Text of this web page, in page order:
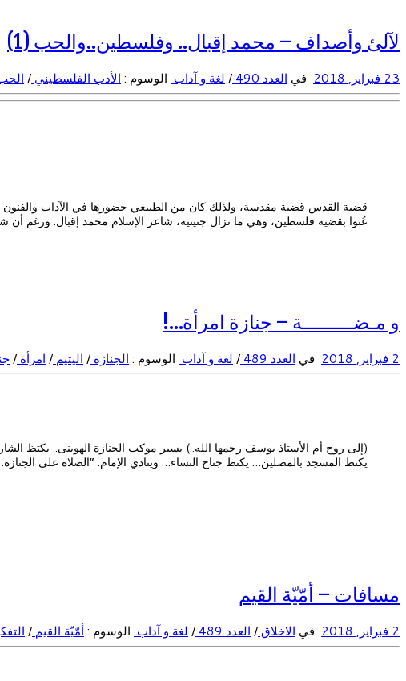
قضية القدس قضية مقدسة، ولذلك كان من الطبيعي حضورها في الآداب والفنون
عُنوا بقضية فلسطين، وهي ما تزال جنينية، شاعر الإسلام محمد إقبال. ورغم
لآلئ وأصداف – محمد إقبال.. وفلسطين..والحب (1)
23 فبراير, 2018 في العدد 490 / لغة و آداب الوسوم : الأدب الفلسطيني /
(إلى روح أم الأستاذ يوسف رحمها الله..) يسير موكب الجنازة الهوينى..
يكتظ المسجد بالمصلين… يكتظ جناح النساء… وينادي الإمام: “الصلاة على
و مـضـــــــــة – جنازة امرأة…!
2 فبراير, 2018 في العدد 489 / لغة و آداب الوسوم : الجنازة / اليتيم / امرأة /
مسافات – أمّيّة القيم
2 فبراير, 2018 في الاخلاق/ العدد 489 / لغة و آداب الوسوم :أمّيّة القيم /